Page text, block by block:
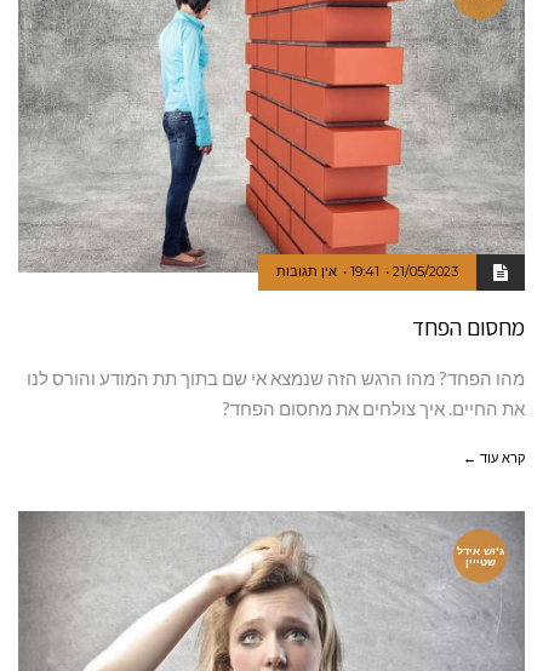
21/05/2023
19:41 אין תגובות
מחסום הפחד
מהו הפחד? מהו הרגש הזה שנמצא אי שם בתוך תת המודע והורס לנו
את החיים. איך צולחים את מחסום הפחד?
קרא עוד ←
ג'וש אידל
שטייין